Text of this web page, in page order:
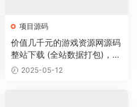
项目源码
价值几千元的游戏资源网源码
整站下载 (全站数据打包)，数
据里面有200多个宝贝。
2025-05-12